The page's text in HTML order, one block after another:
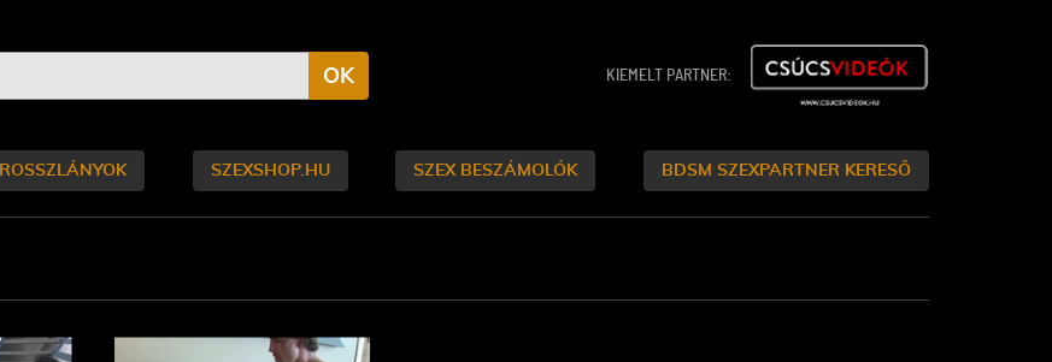
KIEMELT PARTNER:
ROSSZLÁNYOK SZEXSHOP.HU SZEX BESZÁMOLÓK BDSM SZEXPARTNER KERESŐ
OK